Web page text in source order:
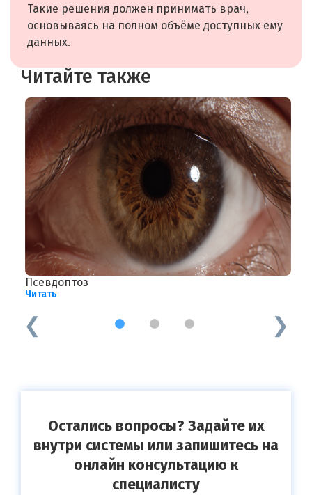
Такие решения должен принимать врач,
основываясь на полном объёме доступных ему
данных.
Читайте также
Псевдоптоз
Читать
1 2 3
Остались вопросы? Задайте их
внутри системы или запишитесь на
онлайн консультацию к
специалисту